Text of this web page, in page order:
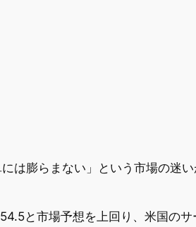
は膨らまない」という市場の迷い
と市場予想を上回り、米国のサ